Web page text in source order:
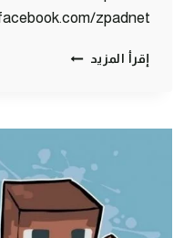
zpadnet
إقرأ المزيد ماين
اختبارات
53#
MINECRAFT
: